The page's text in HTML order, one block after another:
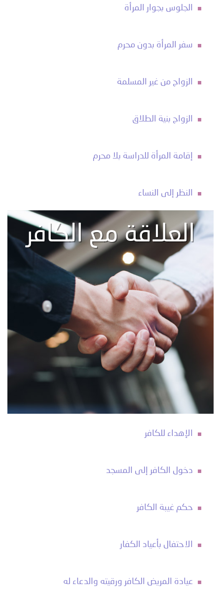
الجلوس بجوار المرأة
سفر المرأة بدون محرم
الزواج من غير المسلمة
الزواج بنية الطلاق
إقامة المرأة للدراسة بلا محرم
النظر إلى النساء
العلاقة مع الكافر
الإهداء للكافر
دخول الكافر إلى المسجد
حكم غيبة الكافر
الاحتفال بأعياد الكفار
عيادة المريض الكافر ورقيته والدعاء له